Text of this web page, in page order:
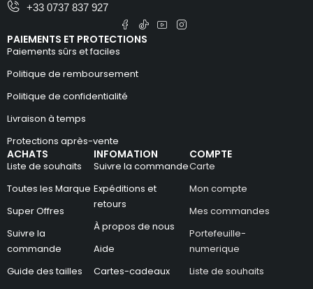
+33 0737 837 927
ACHATS
Liste de souhaits
Toutes les Marque
Super Offres
Suivre la
commande
Guide des tailles
INFOMATION
Suivre la commande
Expéditions et
retours
À propos de nous
Aide
Cartes-cadeaux
COMPTE
Carte
Mon compte
Mes commandes
Portefeuille-
numerique
Liste de souhaits
PAIEMENTS ET PROTECTIONS
Paiements sûrs et faciles
Politique de remboursement
Politique de confidentialité
Livraison à temps
Protections après-vente